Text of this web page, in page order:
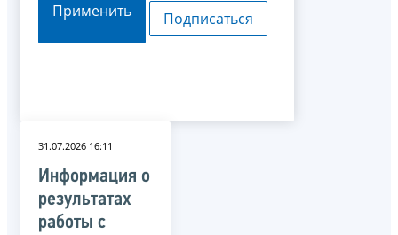
Применить Подписаться
31.07.2026 16:11
Информация о
результатах
работы с